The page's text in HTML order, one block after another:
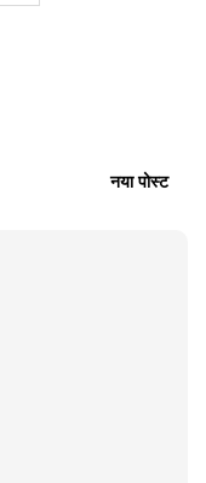
नया पोस्ट